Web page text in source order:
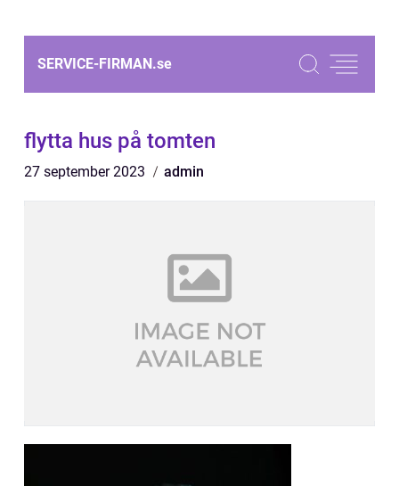
SERVICE-FIRMAN.se
flytta hus på tomten
27 september 2023 admin